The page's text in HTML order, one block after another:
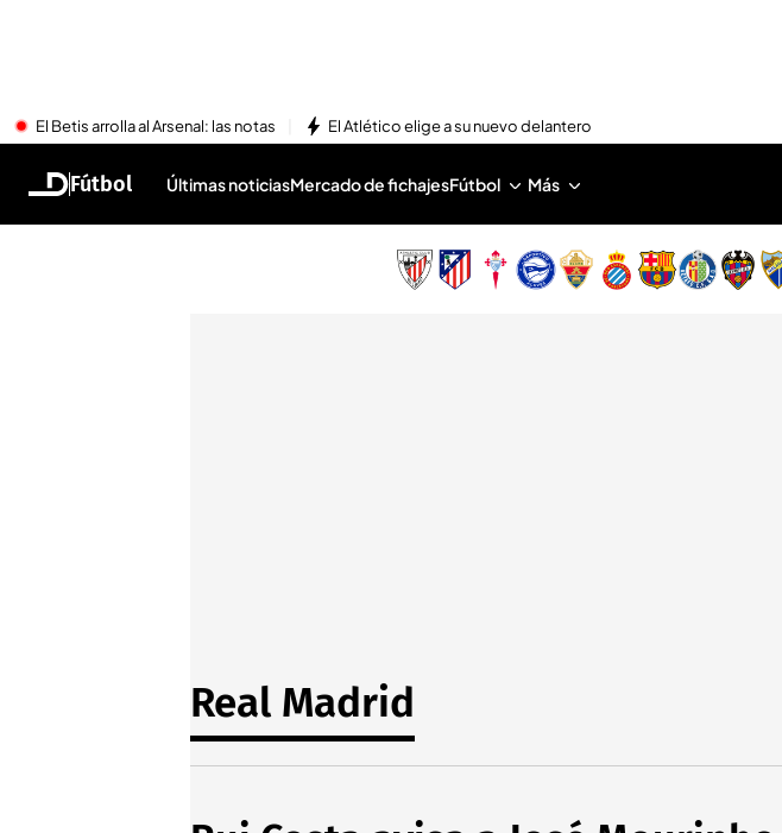
El Betis arrolla al Arsenal: las notas El Atlético elige a su nuevo delantero
Fútbol Últimas noticiasMercado de fichajesFútbol Más
Real Madrid